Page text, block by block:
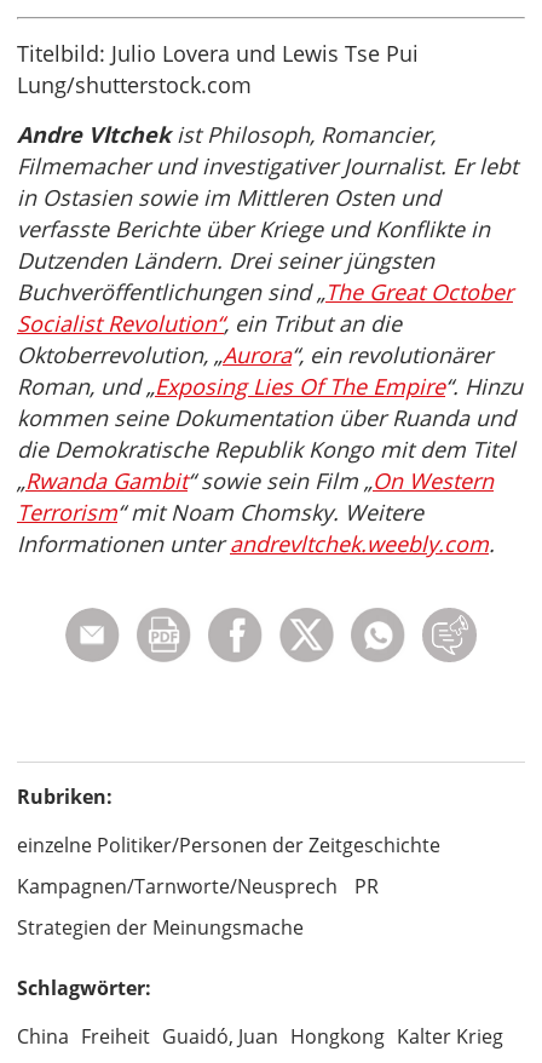
Titelbild: Julio Lovera und Lewis Tse Pui
Lung/shutterstock.com
Andre Vltchekist Philosoph, Romancier,
Filmemacher und investigativer Journalist. Er lebt
in Ostasien sowie im Mittleren Osten und
verfasste Berichte über Kriege und Konflikte in
Dutzenden Ländern. Drei seiner jüngsten
Buchveröffentlichungen sind „The Great October
Socialist Revolution“, ein Tribut an die
Oktoberrevolution, „Aurora“, ein revolutionärer
Roman, und „Exposing Lies Of The Empire“. Hinzu
kommen seine Dokumentation über Ruanda und
die Demokratische Republik Kongo mit dem Titel
„Rwanda Gambit“ sowie sein Film „On Western
Terrorism“ mit Noam Chomsky. Weitere
Informationen unterandrevltchek.weebly.com.
Rubriken:
einzelne Politiker/Personen der Zeitgeschichte
Kampagnen/Tarnworte/Neusprech
PR
Strategien der Meinungsmache
Schlagwörter:
China Freiheit Guaidó, Juan Hongkong Kalter Krieg